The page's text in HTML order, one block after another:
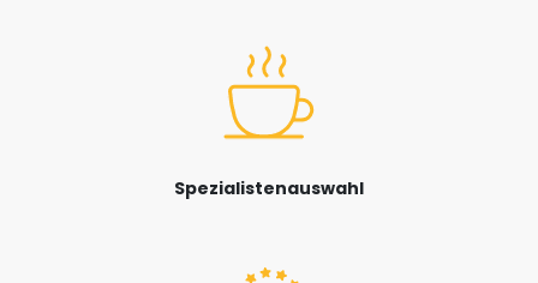
Spezialistenauswahl